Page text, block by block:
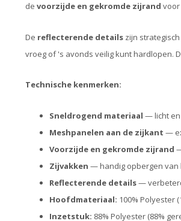
de voorzijde en gekromde zijrand
De reflecterende details zijn
vroeg of 's avonds veilig kunt hardlopen.
Technische kenmerken:
Sneldrogend materiaal — licht
Meshpanelen aan de zijkant —
Voorzijde en gekromde zijrand
Zijvakken — handig opbergen van
Reflecterende details—
Hoofdmateriaal: 100% Polyester
Inzetstuk: 88% Polyester (88%